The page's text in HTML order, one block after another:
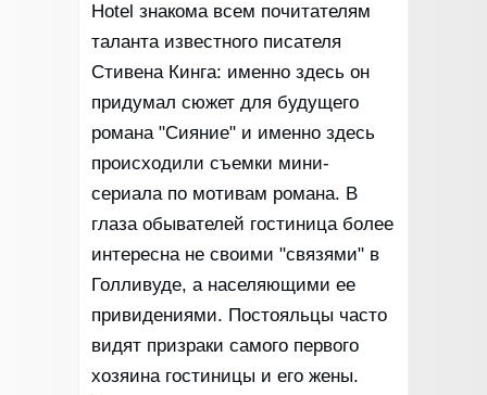
Hotel знакома всем почитателям
таланта известного писателя
Стивена Кинга: именно здесь он
придумал сюжет для будущего
романа "Сияние" и именно здесь
происходили съемки мини-
сериала по мотивам романа. В
глаза обывателей гостиница более
интересна не своими "связями" в
Голливуде, а населяющими ее
привидениями. Постояльцы часто
видят призраки самого первого
хозяина гостиницы и его жены.